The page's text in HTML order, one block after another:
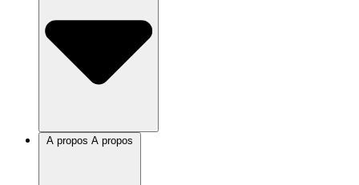
A propos